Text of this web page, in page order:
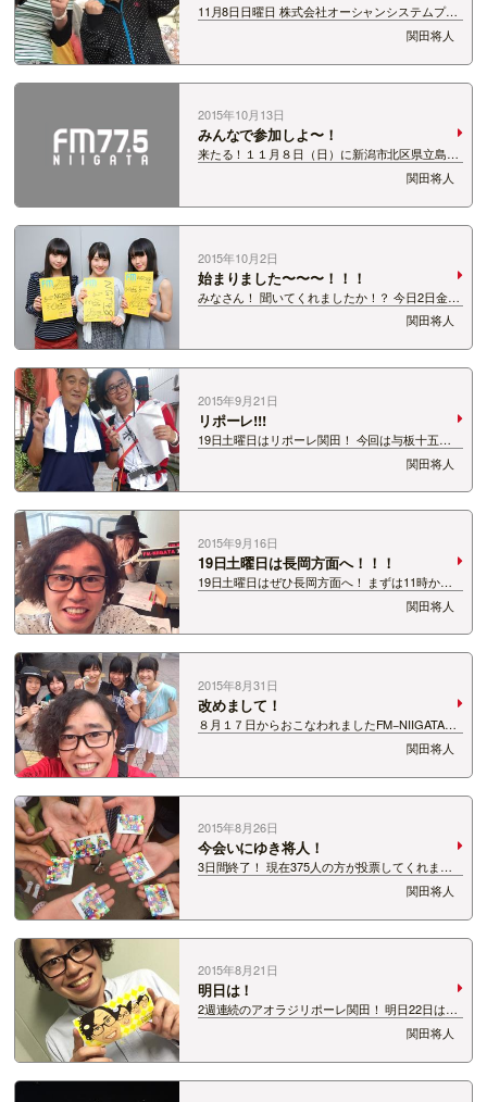
11月8日日曜日 株式会社オーシャンシステムプレ
ゼンツ！ 第1回42.195ｋｍ新潟リレーマラソンが
県立島見緑地公園でおこなわれました！ 雨の中参
加してくれた皆さんありがとうございました！
RUN・DE・BOO・Sの関田…
関田将人
2015年10月13日
みんなで参加しよ〜！
来たる！１１月８日（日）に新潟市北区県立島見
緑地公園で開催される 【株式会社オーシャンシス
テムpresents！ 第1回 42.195km新潟リレーマラソ
ンsupported by FM-NIIGATA77.5】 この大…
関田将人
2015年10月2日
始まりました〜〜〜！！！
みなさん！ 聞いてくれましたか！？ 今日2日金曜
から始まった新番組！ 【ＮＧＴ48のみんな神対
応！！ラジオあくしゅ会！！】 聴いていただけま
したか？ いやしっかし可愛らしい！ 今週出演し
てくれたのは・・・ ＡＫＢドラフト…
関田将人
2015年9月21日
リポーレ!!!
19日土曜日はリポーレ関田！ 今回は与板十五夜
祭り！ 出演してくれました与板商工会の碓氷さ
ん！ 今回もわざわざ関田ステッカーをもらいにi
いろんな方が来てくれました！ 本当にありがとう
ございました〜！
関田将人
2015年9月16日
19日土曜日は長岡方面へ！！！
19日土曜日はぜひ長岡方面へ！ まずは11時から
のアオラジ！ アオラジは1ヵ月ぶりのリポーレ関
田！ 今回は与板十五夜まつりにお邪魔します！
関田ステッカー持ってお待ちしてます☆ そのあと
は新潟県長岡市喜多町に来年春、新し…
関田将人
2015年8月31日
改めまして！
８月１７日からおこなわれましたFM−NIIGATA
SOUND SPLASH MUSICAWARD2015に たく
さんのメッセージ、投票ありがとうございまし
た！！！ そして８月２４日から同時進行でおこな
われた 私関田が７…
関田将人
2015年8月26日
今会いにゆき将人！
3日間終了！ 現在375人の方が投票してくれまし
た！ あと400人！ 先は長い… 皆さまからの協力
がひつようです！ SOUNDSPLASHのTwitterをチ
ェックしてください！ こんなに呟いた事がないく
らい呟いてます！…
関田将人
2015年8月21日
明日は！
2週連続のアオラジリポーレ関田！ 明日22日は栃
尾まつりの会場へお邪魔します！ オープニングイ
ベントが行われている栃尾市民会館へ！ 関田ステ
ッカーが待ってるよ！ 詳しくはこちらから！
http://tochiokanko…
関田将人